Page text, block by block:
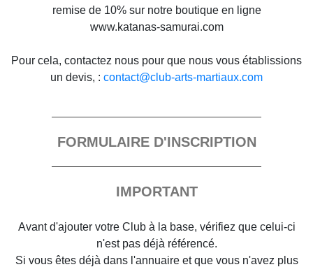
remise de 10% sur notre boutique en ligne
www.katanas-samurai.com
Pour cela, contactez nous pour que nous vous établissions
un devis, : contact@club-arts-martiaux.com
FORMULAIRE D'INSCRIPTION
IMPORTANT
Avant d'ajouter votre Club à la base, vérifiez que celui-ci
n'est pas déjà référencé.
Si vous êtes déjà dans l'annuaire et que vous n'avez plus